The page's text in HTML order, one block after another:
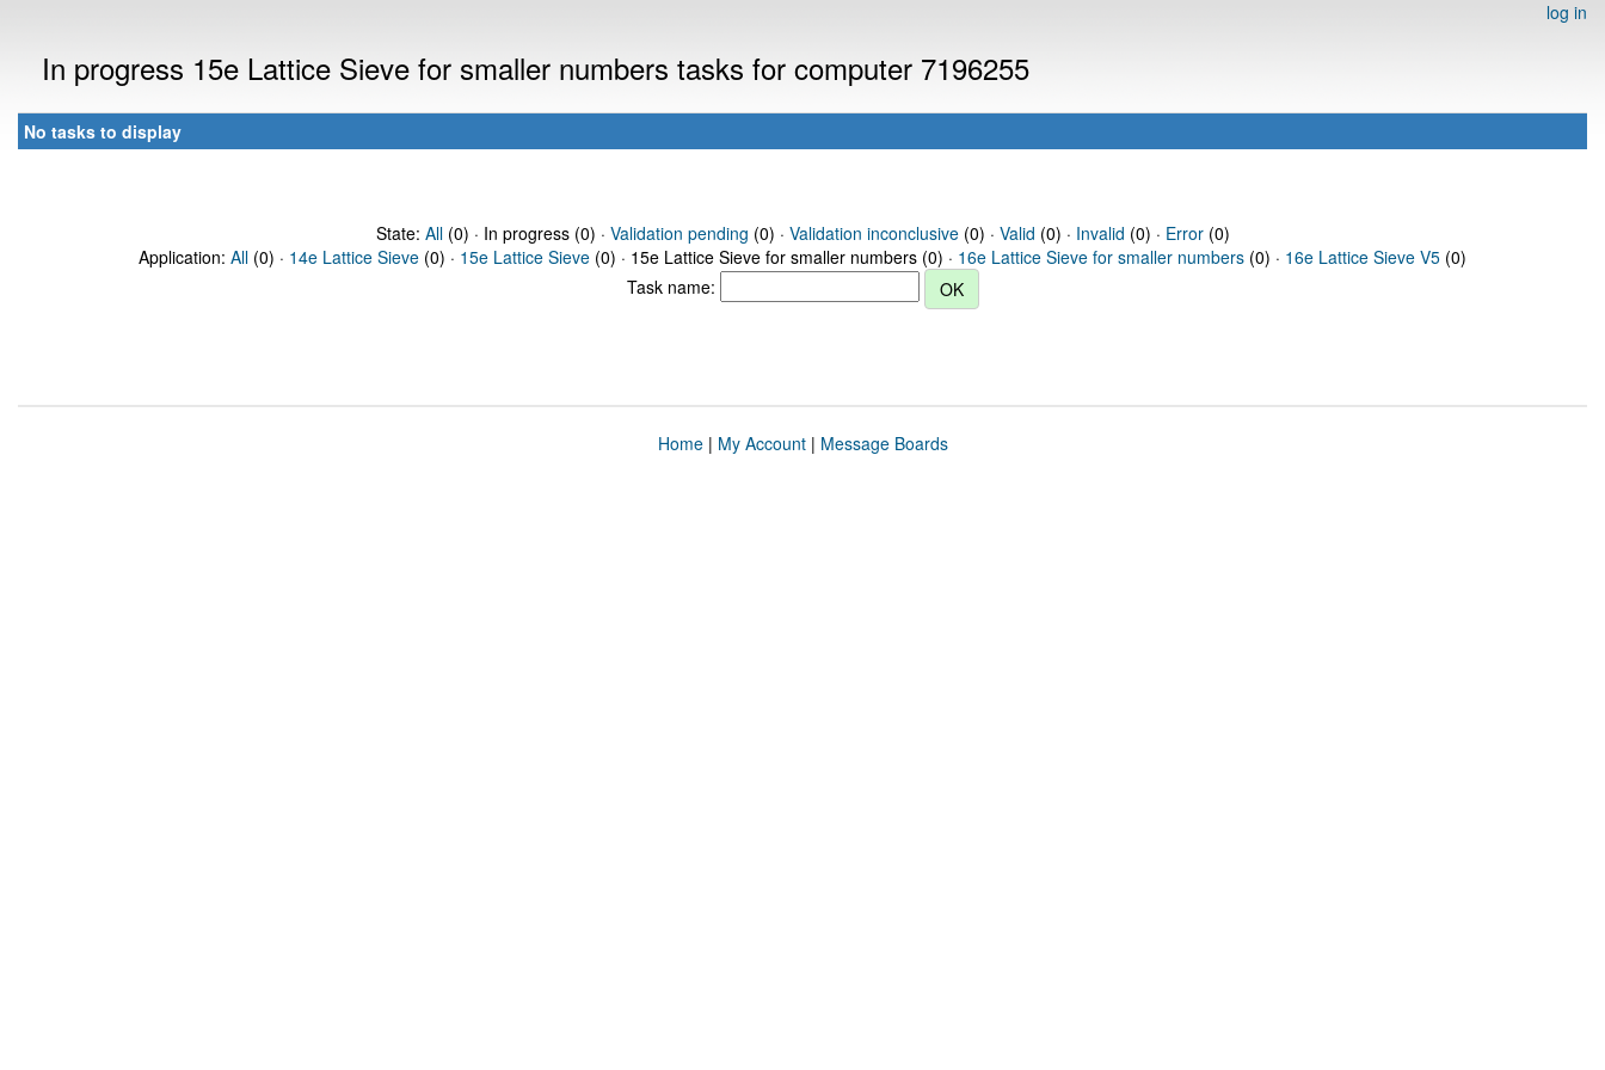
log in
In progress 15e Lattice Sieve for smaller numbers tasks for computer 7196255
No tasks to display
State: All(0) · In progress (0) · Validation pending (0) · Validation inconclusive(0) · Valid (0) · Invalid (0) · Error(0)
Application: All (0) · 14e Lattice Sieve (0) · 15e Lattice Sieve (0) · 15e Lattice Sieve for smaller numbers (0) · 16e Lattice Sieve for smaller numbers (0) · 16e Lattice Sieve V5 (0)
Task name:
Home| My Account| Message Boards